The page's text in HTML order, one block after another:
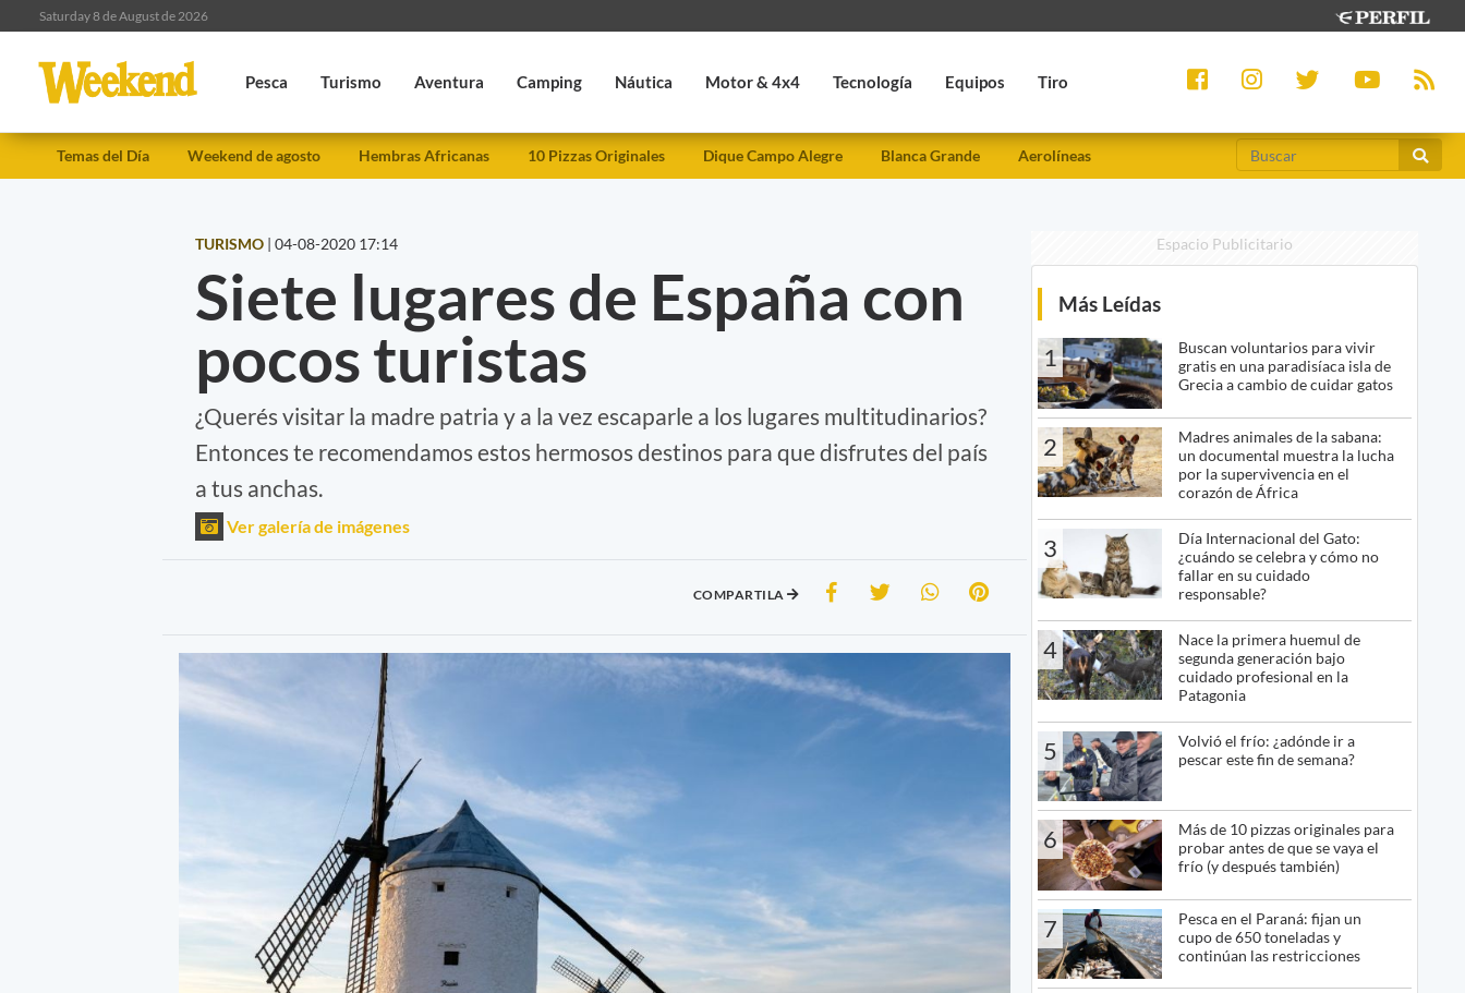
Saturday 8 de August de 2026
Pesca Turismo Aventura Camping Náutica Motor & 4x4 Tecnología Equipos Tiro
Temas del Día Weekend de agosto Hembras Africanas 10 Pizzas Originales Dique Campo Alegre Blanca Grande Aerolíneas
TURISMO | 04-08-2020 17:14
Siete lugares de España con
pocos turistas
¿Querés visitar la madre patria y a la vez escaparle a los lugares multitudinarios?
Entonces te recomendamos estos hermosos destinos para que disfrutes del país
a tus anchas.
Ver galería de imágenes
COMPARTILA
Espacio Publicitario
Más Leídas
1
Buscan voluntarios para vivir
gratis en una paradisíaca isla de
Grecia a cambio de cuidar gatos
2
Madres animales de la sabana:
un documental muestra la lucha
por la supervivencia en el
corazón de África
3
Día Internacional del Gato:
¿cuándo se celebra y cómo no
fallar en su cuidado
responsable?
4
Nace la primera huemul de
segunda generación bajo
cuidado profesional en la
Patagonia
5
Volvió el frío: ¿adónde ir a
pescar este fin de semana?
6
Más de 10 pizzas originales para
probar antes de que se vaya el
frío (y después también)
7
Pesca en el Paraná: fijan un
cupo de 650 toneladas y
continúan las restricciones